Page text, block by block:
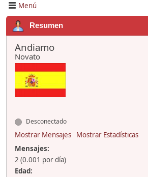
Menú
Resumen
Andiamo
Novato
Desconectado
Mostrar Mensajes
Mostrar Estadísticas
Mensajes:
2 (0.001 por día)
Edad: